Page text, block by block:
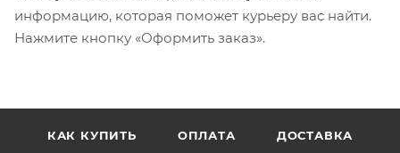
информацию, которая поможет курьеру вас найти.
Нажмите кнопку «Оформить заказ».
КАК КУПИТЬ ОПЛАТА ДОСТАВКА